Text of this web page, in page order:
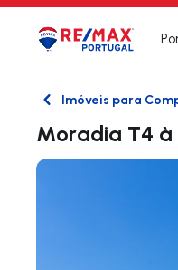
Logo Ir para página
VoltarImóveis para
Moradia T4 à